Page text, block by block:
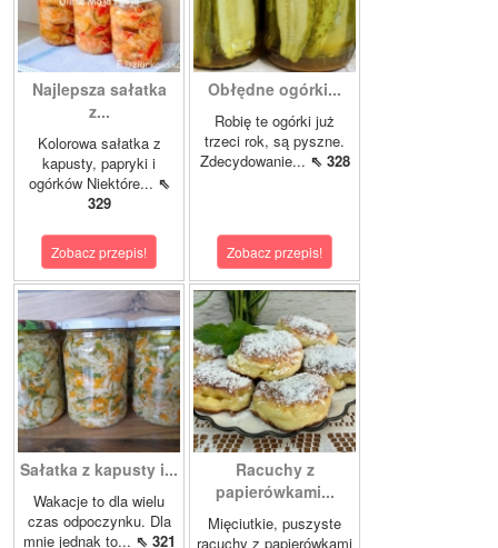
Najlepsza sałatka
z...
Kolorowa sałatka z
kapusty, papryki i
ogórków Niektóre... ⇖
329
Zobacz przepis!
Obłędne ogórki...
Robię te ogórki już
trzeci rok, są pyszne.
Zdecydowanie... ⇖ 328
Zobacz przepis!
Sałatka z kapusty i...
Wakacje to dla wielu
czas odpoczynku. Dla
mnie jednak to... ⇖ 321
Racuchy z
papierówkami...
Mięciutkie, puszyste
racuchy z papierówkami